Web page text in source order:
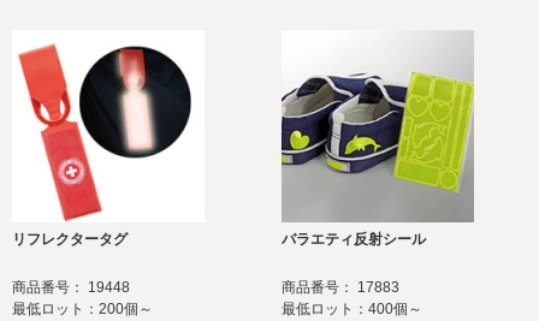
リフレクタータグ
商品番号： 19448
最低ロット：200個～
バラエティ反射シール
商品番号： 17883
最低ロット：400個～